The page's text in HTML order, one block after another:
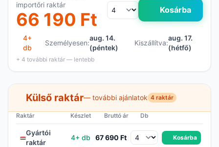
importőri raktár
66 190 Ft Kosárba
4+
db
Személyesen:
aug. 14.
(péntek)
Kiszállítva:
aug. 17.
(hétfő)
+ 4 további raktár — lentebb
Külső raktár— további ajánlatok 4 raktár
Raktár Készlet Bruttó ár Db
Gyártói
raktár
4+ db 67 690 Ft Kosárba